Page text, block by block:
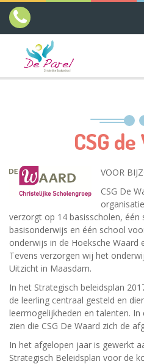
CSG
VOOR
CSG De
verzorgt op 14 basisscholen, één
basisonderwijs en één school
onderwijs in de Hoeksche Waard
Tevens verzorgen wij het
Uitzicht in Maasdam.
In het Strategisch beleidsplan
de leerling centraal gesteld en
leermogelijkheden en talenten. In
zien die CSG De Waard zich de
In het afgelopen jaar is gewerkt
Strategisch Beleidsplan voor de